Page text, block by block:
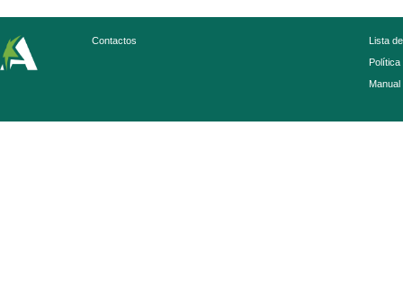
Contactos
Lista
Política